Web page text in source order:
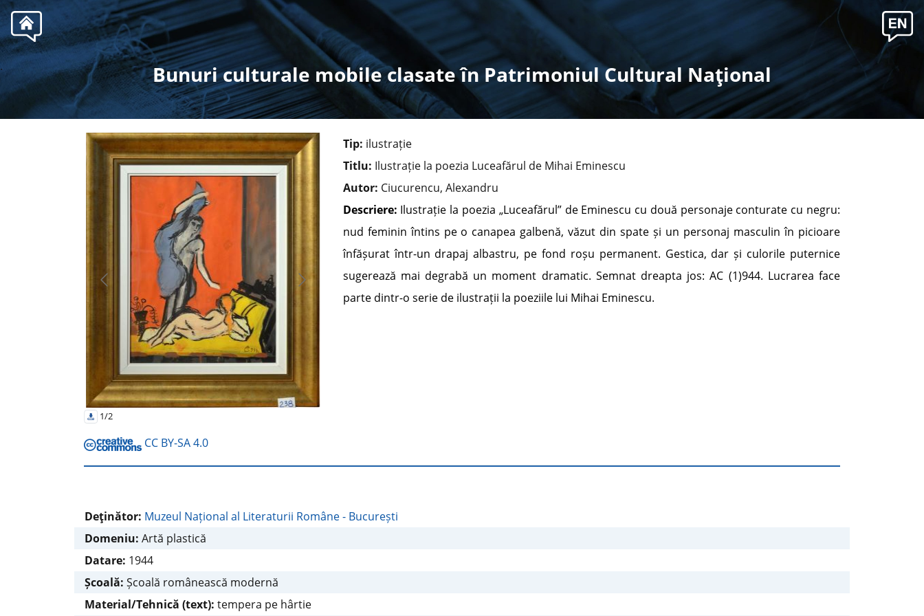
. Bunuri culturale mobile clasate în Patrimoniul Cultural Naţional
1/2
CC BY-SA 4.0
Tip: ilustrație
Titlu: Ilustrație la poezia Luceafărul de Mihai Eminescu
Autor: Ciucurencu, Alexandru
Descriere: Ilustrație la poezia „Luceafărul” de Eminescu cu două personaje conturate cu negru:
nud feminin întins pe o canapea galbenă, văzut din spate și un personaj masculin în picioare
înfășurat într-un drapaj albastru, pe fond roșu permanent. Gestica, dar și culorile puternice
sugerează mai degrabă un moment dramatic. Semnat dreapta jos: AC (1)944. Lucrarea face
parte dintr-o serie de ilustrații la poeziile lui Mihai Eminescu.
Deţinător: Muzeul Național al Literaturii Române - București
Domeniu: Artă plastică
Datare: 1944
Școală: Școală românească modernă
Material/Tehnică (text): tempera pe hârtie